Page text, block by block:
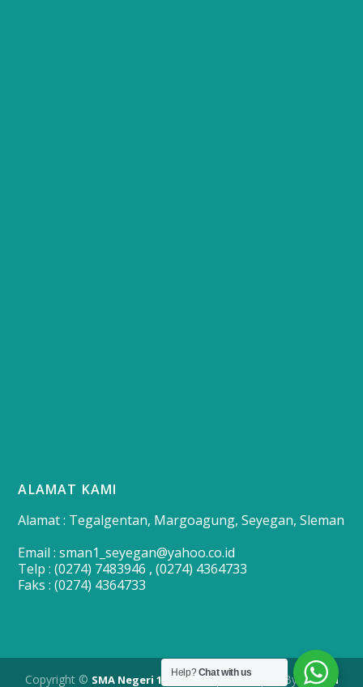
ALAMAT KAMI
Alamat : Tegalgentan, Margoagung, Seyegan, Sleman
Email : sman1_seyegan@yahoo.co.id
Telp : (0274) 7483946 , (0274) 4364733
Faks : (0274) 4364733
Copyright © SMA Negeri 1 Seyegan| Developed By Merapi
Help?Chat with us